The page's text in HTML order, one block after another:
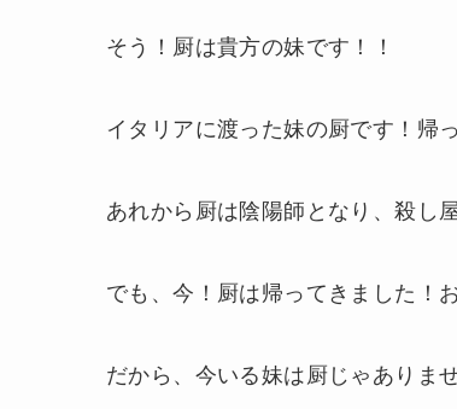
そう！厨は貴方の妹です！！
イタリアに渡った妹の厨です！帰
あれから厨は陰陽師となり、殺し
でも、今！厨は帰ってきました！
だから、今いる妹は厨じゃありま